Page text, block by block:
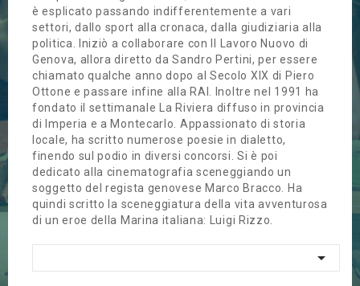
è esplicato passando indifferentemente a vari
settori, dallo sport alla cronaca, dalla giudiziaria alla
politica. Iniziò a collaborare con Il Lavoro Nuovo di
Genova, allora diretto da Sandro Pertini, per essere
chiamato qualche anno dopo al Secolo XIX di Piero
Ottone e passare infine alla RAI. Inoltre nel 1991 ha
fondato il settimanale La Riviera diffuso in provincia
di Imperia e a Montecarlo. Appassionato di storia
locale, ha scritto numerose poesie in dialetto,
finendo sul podio in diversi concorsi. Si è poi
dedicato alla cinematografia sceneggiando un
soggetto del regista genovese Marco Bracco. Ha
quindi scritto la sceneggiatura della vita avventurosa
di un eroe della Marina italiana: Luigi Rizzo.
